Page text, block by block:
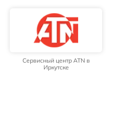
Сервисный центр ATN в
Иркутске